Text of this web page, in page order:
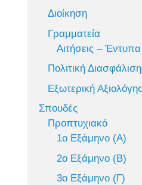
Διοίκηση
Γραμματεία
Αιτήσεις – Έντυπα
Πολιτική
Εξωτερική
Σπουδές
Προπτυχιακό
1ο Εξάμηνο (Α)
2ο Εξάμηνο (Β)
3ο Εξάμηνο (Γ)